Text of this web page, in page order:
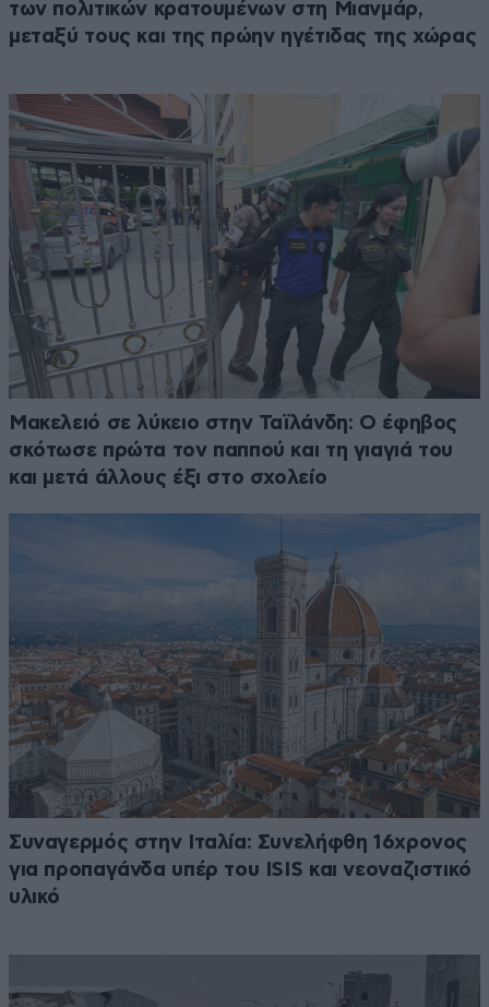
των πολιτικών κρατουμένων στη Μιανμάρ,
μεταξύ τους και της πρώην ηγέτιδας της χώρας
Μακελειό σε λύκειο στην Ταϊλάνδη: Ο έφηβος
σκότωσε πρώτα τον παππού και τη γιαγιά του
και μετά άλλους έξι στο σχολείο
Συναγερμός στην Ιταλία: Συνελήφθη 16χρονος
για προπαγάνδα υπέρ του ISIS και νεοναζιστικό
υλικό